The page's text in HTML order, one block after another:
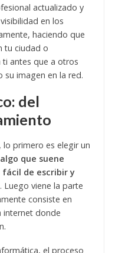
actualizado y
en los
haciendo que
tu ciudad o
ti antes que a otros
su imagen en la red.
del
lo primero es elegir un
algo que suene
de escribir y
. Luego viene la parte
consiste en
internet donde
el proceso